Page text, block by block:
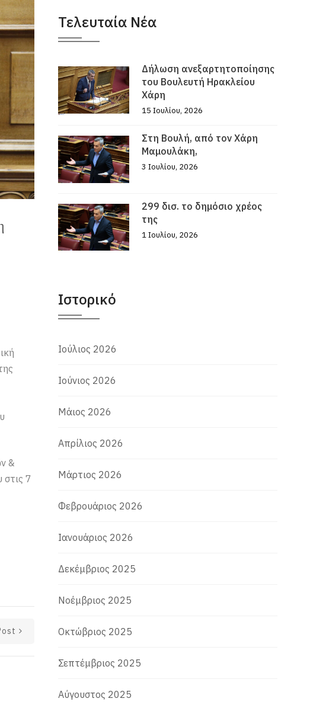
&
στις 7
Τελευταία Νέα
Δήλωση ανεξαρτητοποίησης
του Βουλευτή Ηρακλείου
Χάρη
15 Ιουλίου, 2026
Στη Βουλή, από τον Χάρη
Μαμουλάκη,
3 Ιουλίου, 2026
299 δισ. το δημόσιο χρέος
της
1 Ιουλίου, 2026
Ιστορικό
Ιούλιος 2026
Ιούνιος 2026
Μάιος 2026
Απρίλιος 2026
Μάρτιος 2026
Φεβρουάριος 2026
Ιανουάριος 2026
Δεκέμβριος 2025
Νοέμβριος 2025
Οκτώβριος 2025
Σεπτέμβριος 2025
Αύγουστος 2025